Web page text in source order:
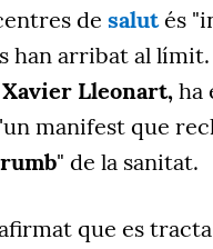
de salutés
han arribat al
Xavier Lleonart, ha
manifest que
rumb" de la sanitat.
que es